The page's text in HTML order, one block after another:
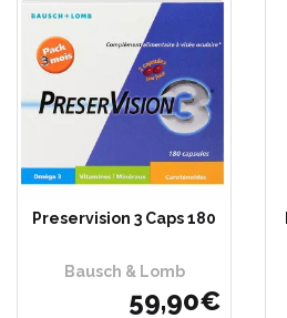
Preservision 3 Caps 180
Bausch & Lomb
59,90€